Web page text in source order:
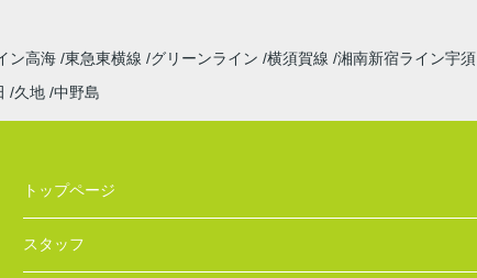
ン高海 東急東横線 グリーンライン 横須賀線 湘南新宿ライン宇須
久地 中野島
トップページ
スタッフ